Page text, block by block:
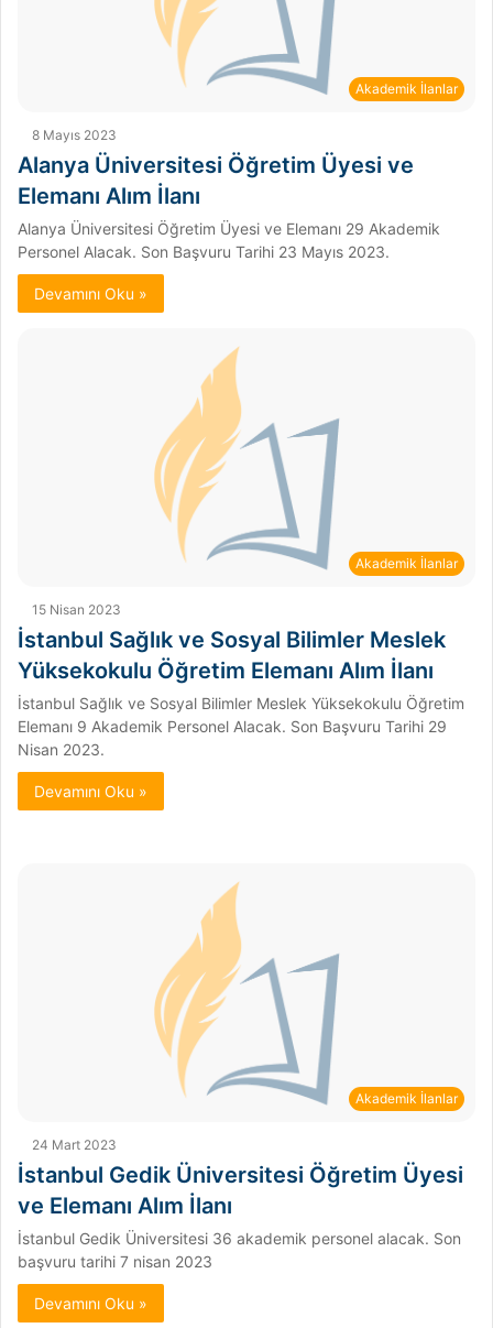
Akademik İlanlar
8 Mayıs 2023
Alanya Üniversitesi Öğretim Üyesi ve
Elemanı Alım İlanı
Alanya Üniversitesi Öğretim Üyesi ve Elemanı 29 Akademik
Personel Alacak. Son Başvuru Tarihi 23 Mayıs 2023.
Devamını Oku »
Akademik İlanlar
15 Nisan 2023
İstanbul Sağlık ve Sosyal Bilimler Meslek
Yüksekokulu Öğretim Elemanı Alım İlanı
İstanbul Sağlık ve Sosyal Bilimler Meslek Yüksekokulu Öğretim
Elemanı 9 Akademik Personel Alacak. Son Başvuru Tarihi 29
Nisan 2023.
Devamını Oku »
Akademik İlanlar
24 Mart 2023
İstanbul Gedik Üniversitesi Öğretim Üyesi
ve Elemanı Alım İlanı
İstanbul Gedik Üniversitesi 36 akademik personel alacak. Son
başvuru tarihi 7 nisan 2023
Devamını Oku »